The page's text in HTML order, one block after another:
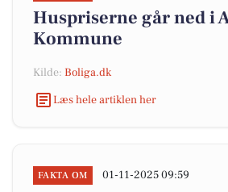
Huspriserne går ned i
Kommune
Kilde: Boliga.dk
Læs hele artiklen her
FAKTA OM 01-11-2025 09:59